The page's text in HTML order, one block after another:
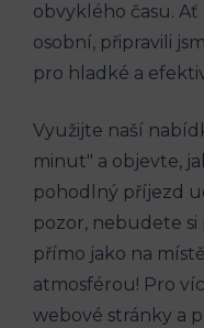
obvyklého času. Ať
osobní, připravili
pro hladké a
Využijte naší​
minut" a objevte,
pohodlný příjezd
pozor, nebudete si
přímo jako na‍
atmosférou! Pro
webové stránky a